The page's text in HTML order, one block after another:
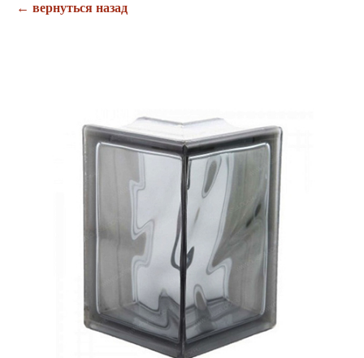
← вернуться назад